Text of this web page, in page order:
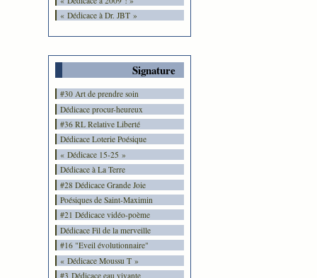
« Dédicace à Dr. JBT »
Signature
#30 Art de prendre soin
Dédicace procur-heureux
#36 RL Relative Liberté
Dédicace Loterie Poésique
« Dédicace 15-25 »
Dédicace à La Terre
#28 Dédicace Grande Joie
Poésiques de Saint-Maximin
#21 Dédicace vidéo-poème
Dédicace Fil de la merveille
#16 "Eveil évolutionnaire"
« Dédicace Moussu T »
#3 Dédicace eau vivante